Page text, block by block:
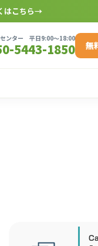
はこちら→
センター 平日9:00〜18:00
5443-1850 無